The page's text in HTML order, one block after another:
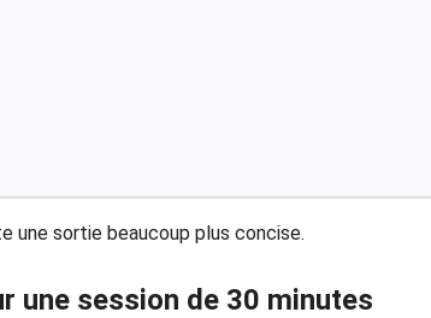
une sortie beaucoup plus concise.
une session de 30 minutes